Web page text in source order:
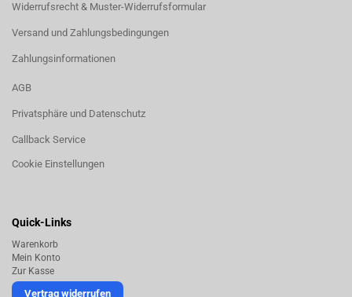
Widerrufsrecht & Muster-Widerrufsformular
Versand und Zahlungsbedingungen
Zahlungsinformationen
AGB
Privatsphäre und Datenschutz
Callback Service
Cookie Einstellungen
Quick-Links
Warenkorb
Mein Konto
Zur Kasse
Vertrag widerrufen